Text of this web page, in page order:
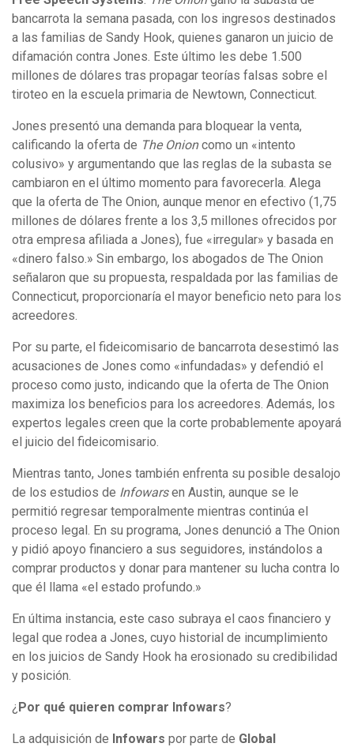
bancarrota la semana pasada, con los ingresos destinados
a las familias de Sandy Hook, quienes ganaron un juicio de
difamación contra Jones. Este último les debe 1.500
millones de dólares tras propagar teorías falsas sobre el
tiroteo en la escuela primaria de Newtown, Connecticut.
Jones presentó una demanda para bloquear la venta,
calificando la oferta de The Onioncomo un «intento
colusivo» y argumentando que las reglas de la subasta se
cambiaron en el último momento para favorecerla. Alega
que la oferta de The Onion, aunque menor en efectivo (1,75
millones de dólares frente a los 3,5 millones ofrecidos por
otra empresa afiliada a Jones), fue «irregular» y basada en
«dinero falso.» Sin embargo, los abogados de The Onion
señalaron que su propuesta, respaldada por las familias de
Connecticut, proporcionaría el mayor beneficio neto para los
acreedores.
Por su parte, el fideicomisario de bancarrota desestimó las
acusaciones de Jones como «infundadas» y defendió el
proceso como justo, indicando que la oferta de The Onion
maximiza los beneficios para los acreedores. Además, los
expertos legales creen que la corte probablemente apoyará
el juicio del fideicomisario.
Mientras tanto, Jones también enfrenta su posible desalojo
de los estudios de Infowarsen Austin, aunque se le
permitió regresar temporalmente mientras continúa el
proceso legal. En su programa, Jones denunció a The Onion
y pidió apoyo financiero a sus seguidores, instándolos a
comprar productos y donar para mantener su lucha contra lo
que él llama «el estado profundo.»
En última instancia, este caso subraya el caos financiero y
legal que rodea a Jones, cuyo historial de incumplimiento
en los juicios de Sandy Hook ha erosionado su credibilidad
y posición.
¿ Por qué quieren comprar Infowars?
La adquisición de Infowars por parte de Global